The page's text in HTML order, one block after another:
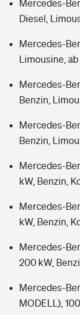
Mercedes-
Diesel,
Mercedes-
Limousine,
Mercedes-
Benzin,
Mercedes-
Benzin,
Mercedes-
kW, Benzin,
Mercedes-
kW, Benzin,
Mercedes-
200 kW,
Mercedes-
MODELL),